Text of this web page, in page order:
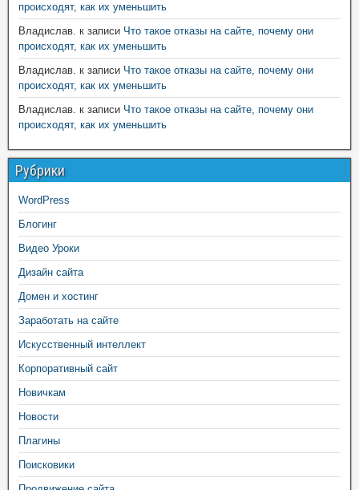
происходят, как их уменьшить
Владислав. к записи Что такое отказы на сайте, почему они
происходят, как их уменьшить
Владислав. к записи Что такое отказы на сайте, почему они
происходят, как их уменьшить
Владислав. к записи Что такое отказы на сайте, почему они
происходят, как их уменьшить
Рубрики
WordPress
Блогинг
Видео Уроки
Дизайн сайта
Домен и хостинг
Заработать на сайте
Искусственный интеллект
Корпоративный сайт
Новичкам
Новости
Плагины
Поисковики